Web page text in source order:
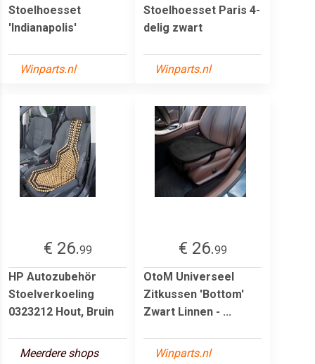
Stoelhoesset
'Indianapolis'
Winparts.nl
Stoelhoesset Paris 4-
delig zwart
Winparts.nl
€ 26.99
HP Autozubehör
Stoelverkoeling
0323212 Hout, Bruin
Meerdere shops
€ 26.99
OtoM Universeel
Zitkussen 'Bottom'
Zwart Linnen - ...
Winparts.nl